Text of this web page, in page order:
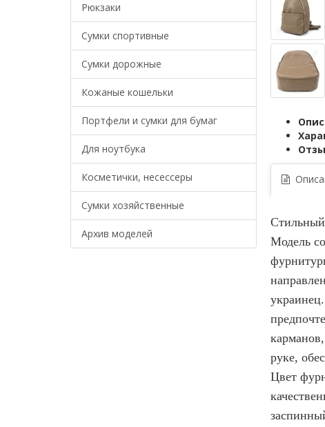
Рюкзаки
Сумки спортивные
Сумки дорожные
Кожаные кошельки
Портфели и сумки для бумаг
Для ноутбука
Косметички, несессеры
Сумки хозяйственные
Архив моделей
Модель
руке,
Цвет